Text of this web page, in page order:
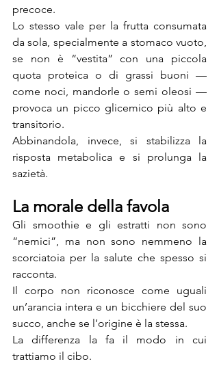
precoce.
Lo stesso vale per la frutta consumata
da sola, specialmente a stomaco vuoto,
se non è “vestita” con una piccola
quota proteica o di grassi buoni —
come noci, mandorle o semi oleosi —
provoca un picco glicemico più alto e
transitorio.
Abbinandola, invece, si stabilizza la
risposta metabolica e si prolunga la
sazietà.
La morale della favola
Gli smoothie e gli estratti non sono
“nemici”, ma non sono nemmeno la
scorciatoia per la salute che spesso si
racconta.
Il corpo non riconosce come uguali
un’arancia intera e un bicchiere del suo
succo, anche se l’origine è la stessa.
La differenza la fa il modo in cui
trattiamo il cibo.